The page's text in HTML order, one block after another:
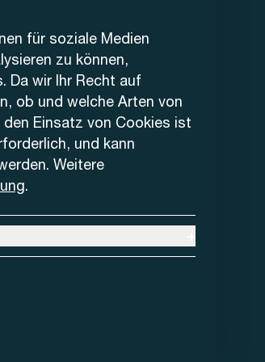
für soziale Medien
zu können,
Da wir Ihr Recht auf
ob und welche Arten von
Einsatz von Cookies ist
und kann
Weitere
.